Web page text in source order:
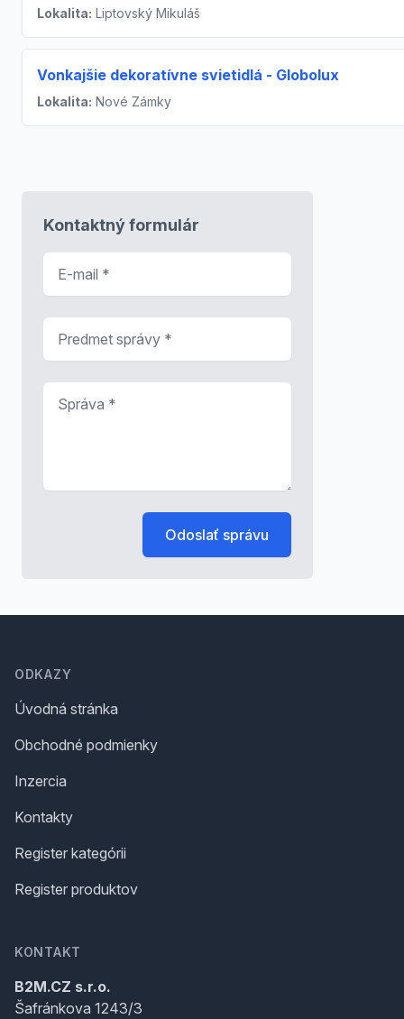
Lokalita: Liptovský Mikuláš
Vonkajšie dekoratívne svietidlá - Globolux
Lokalita: Nové Zámky
Kontaktný formulár
Odoslať správu
ODKAZY
Úvodná stránka
Obchodné podmienky
Inzercia
Kontakty
Register kategórii
Register produktov
KONTAKT
B2M.CZ s.r.o.
Šafránkova 1243/3